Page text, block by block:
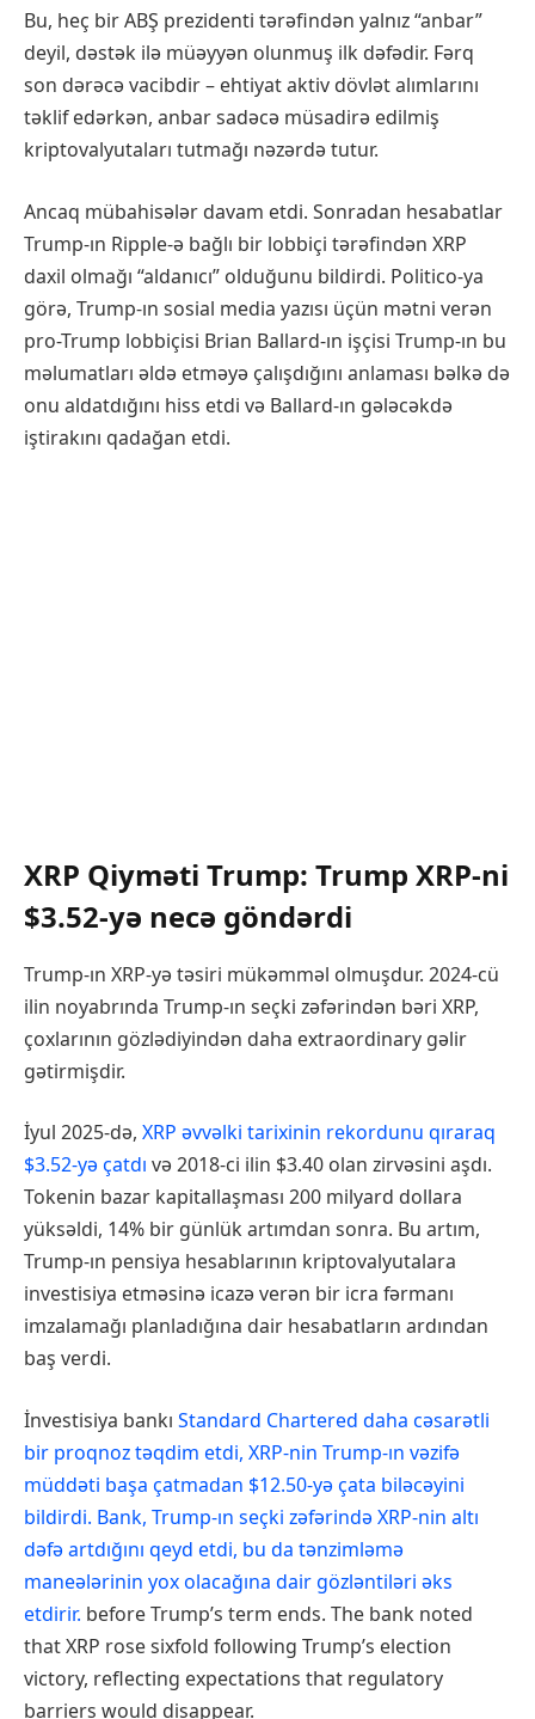
Bu, heç bir ABŞ prezidenti tərəfindən yalnız “anbar”
deyil, dəstək ilə müəyyən olunmuş ilk dəfədir. Fərq
son dərəcə vacibdir – ehtiyat aktiv dövlət alımlarını
təklif edərkən, anbar sadəcə müsadirə edilmiş
kriptovalyutaları tutmağı nəzərdə tutur.
Ancaq mübahisələr davam etdi. Sonradan hesabatlar
Trump-ın Ripple-ə bağlı bir lobbiçi tərəfindən XRP
daxil olmağı “aldanıcı” olduğunu bildirdi. Politico-ya
görə, Trump-ın sosial media yazısı üçün mətni verən
pro-Trump lobbiçisi Brian Ballard-ın işçisi Trump-ın bu
məlumatları əldə etməyə çalışdığını anlaması bəlkə də
onu aldatdığını hiss etdi və Ballard-ın gələcəkdə
iştirakını qadağan etdi.
XRP Qiyməti Trump: Trump XRP-ni
$3.52-yə necə göndərdi
Trump-ın XRP-yə təsiri mükəmməl olmuşdur. 2024-cü
ilin noyabrında Trump-ın seçki zəfərindən bəri XRP,
çoxlarının gözlədiyindən daha extraordinary gəlir
gətirmişdir.
İyul 2025-də, XRP əvvəlki tarixinin rekordunu qıraraq
$3.52-yə çatdı və 2018-ci ilin $3.40 olan zirvəsini aşdı.
Tokenin bazar kapitallaşması 200 milyard dollara
yüksəldi, 14% bir günlük artımdan sonra. Bu artım,
Trump-ın pensiya hesablarının kriptovalyutalara
investisiya etməsinə icazə verən bir icra fərmanı
imzalamağı planladığına dair hesabatların ardından
baş verdi.
İnvestisiya bankı Standard Chartered daha cəsarətli
bir proqnoz təqdim etdi, XRP-nin Trump-ın vəzifə
müddəti başa çatmadan $12.50-yə çata biləcəyini
bildirdi. Bank, Trump-ın seçki zəfərində XRP-nin altı
dəfə artdığını qeyd etdi, bu da tənzimləmə
maneələrinin yox olacağına dair gözləntiləri əks
etdirir. before Trump’s term ends. The bank noted
that XRP rose sixfold following Trump’s election
victory, reflecting expectations that regulatory
barriers would disappear.